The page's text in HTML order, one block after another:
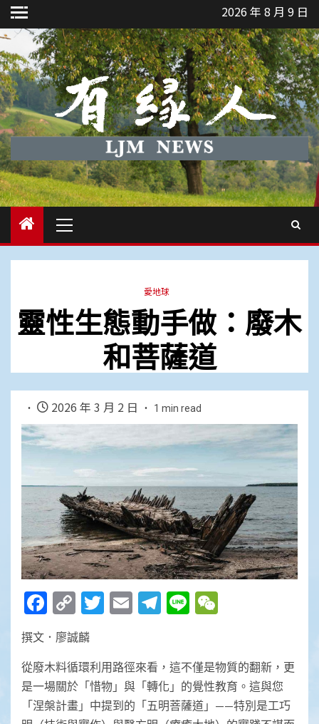
Skip
to
content
2026 年 8 月 9 日
Menu
愛地球
靈性生態動手做：廢木
和菩薩道
2026 年 3 月 2 日 1 min read
Facebook
Copy
Link
Twitter
EmailTelegram
Line
撰文．廖誠麟
從廢木料循環利用路徑來看，這不僅是物質的翻新，更
是一場關於「惜物」與「轉化」的覺性教育。這與您
「涅槃計畫」中提到的「五明菩薩道」——特別是工巧